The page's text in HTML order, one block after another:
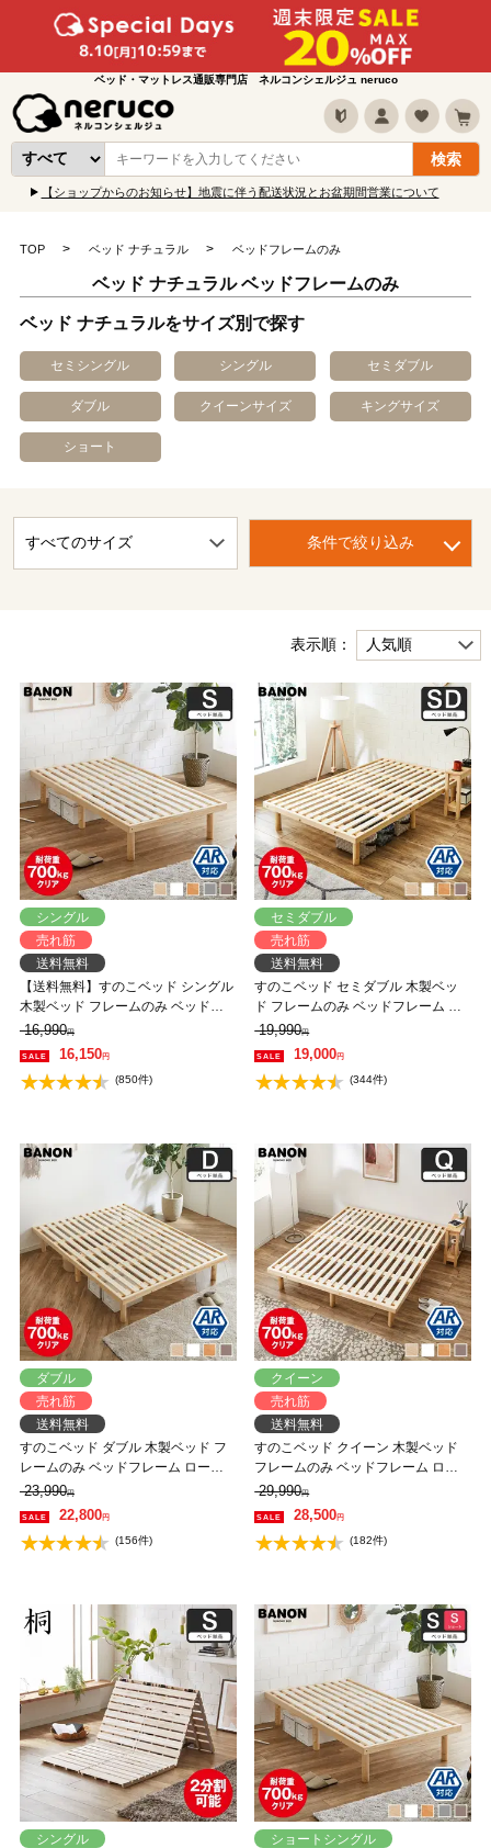
ベッド・マットレス通販専門店 ネルコンシェルジュ neruco
【ショップからのお知らせ】地震に伴う配送状況とお盆期間営業について
TOP ベッド ナチュラル ベッドフレームのみ
ベッド ナチュラル ベッドフレームのみ
ベッド ナチュラルをサイズ別で探す
セミシングル シングル セミダブル
ダブル クイーンサイズ キングサイズ
ショート
条件で絞り込み
表示順：
シングル
売れ筋
送料無料
【送料無料】すのこベッド シングル
木製ベッド フレームのみ ベッドフ
レーム ローベッド 高さ調整 組立簡
単 ヘッドレス 一人暮らし 北欧 低ホ
ルムアルデヒド バノン【AR】
16,990円
16,150円
(850件)
セミダブル
売れ筋
送料無料
すのこベッド セミダブル 木製ベッ
ド フレームのみ ベッドフレーム ロ
ーベッド 高さ調整 組立簡単 ヘッド
レス 一人暮らし 北欧 低ホルムアル
デヒド バノン【AR】 【大型家具配
送】
19,990円
19,000円
(344件)
ダブル
売れ筋
送料無料
すのこベッド ダブル 木製ベッド フ
レームのみ ベッドフレーム ローベ
ッド 高さ調整 組立簡単 ヘッドレス
一人暮らし 北欧 低ホルムアルデヒ
ド バノン【AR】 【大型家具配送】
23,990円
22,800円
(156件)
クイーン
売れ筋
送料無料
すのこベッド クイーン 木製ベッド
フレームのみ ベッドフレーム ロー
ベッド 高さ調整 組立簡単 ヘッドレ
ス 一人暮らし 北欧 低ホルムアルデ
ヒド バノン【AR】 【大型家具配
送】
29,990円
28,500円
(182件)
シングル
ショートシングル